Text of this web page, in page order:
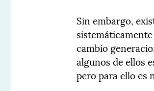
Sin embargo,
cambio
algunos de ellos
pero para ello es